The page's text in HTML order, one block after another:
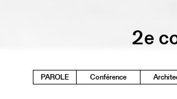
2e
PAROLE Conférence